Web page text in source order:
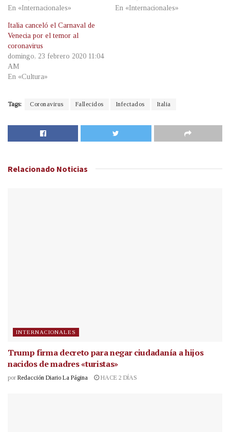
En «Internacionales»
En «Internacionales»
Italia canceló el Carnaval de
Venecia por el temor al
coronavirus
domingo, 23 febrero 2020 11:04
AM
En «Cultura»
Tags: Coronavirus Fallecidos Infectados Italia
Relacionado Noticias
INTERNACIONALES
Trump firma decreto para negar ciudadanía a hijos
nacidos de madres «turistas»
por Redacción Diario La Página HACE 2 DÍAS